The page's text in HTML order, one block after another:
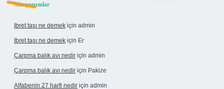
Son yorumlar
Ibret taşı ne demek için admin
Ibret taşı ne demek için Er
Çarpma balık avı nedir için admin
Çarpma balık avı nedir için Pakize
Alfabenin 27 harfi nedir için admin